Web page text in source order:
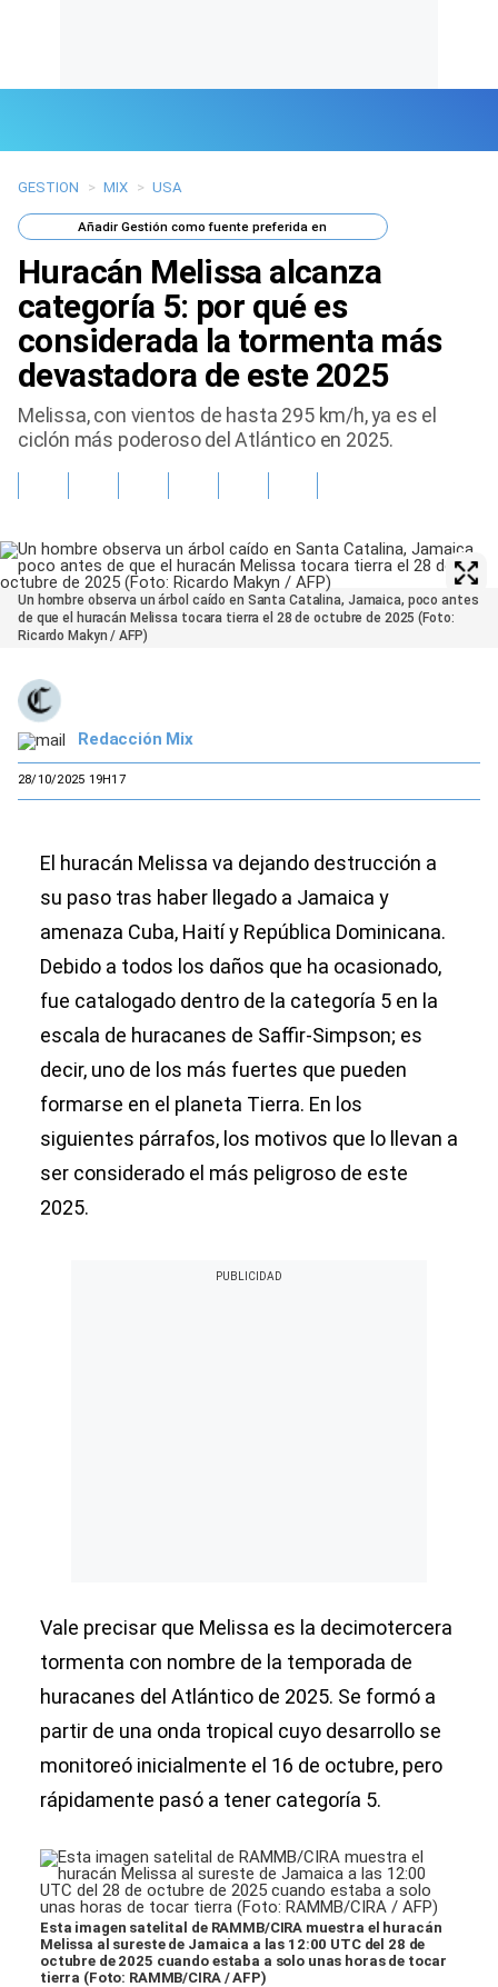
Últimas Noticias
Mi Bolsillo
Respuestas
Gente
Tendencias Mix
GESTION > MIX > USA
AñadirGestión como fuente preferida en
Huracán Melissa alcanza
categoría 5: por qué es
considerada la tormenta más
devastadora de este 2025
Melissa, con vientos de hasta 295 km/h, ya es el
ciclón más poderoso del Atlántico en 2025.
Un hombre observa un árbol caído en Santa Catalina, Jamaica, poco antes
de que el huracán Melissa tocara tierra el 28 de octubre de 2025 (Foto:
Ricardo Makyn / AFP)
Redacción Mix
28/10/2025 19H17
El huracán Melissa va dejando destrucción a
su paso tras haber llegado a Jamaica y
amenaza Cuba, Haití y República Dominicana.
Debido a todos los daños que ha ocasionado,
fue catalogado dentro de la categoría 5 en la
escala de huracanes de Saffir-Simpson; es
decir, uno de los más fuertes que pueden
formarse en el planeta Tierra. En los
siguientes párrafos, los motivos que lo llevan a
ser considerado el más peligroso de este
2025.
Vale precisar que Melissa es la decimotercera
tormenta con nombre de la temporada de
huracanes del Atlántico de 2025. Se formó a
partir de una onda tropical cuyo desarrollo se
monitoreó inicialmente el 16 de octubre, pero
rápidamente pasó a tener categoría 5.
Esta imagen satelital de RAMMB/CIRA muestra el huracán
Melissa al sureste de Jamaica a las 12:00 UTC del 28 de
octubre de 2025 cuando estaba a solo unas horas de tocar
tierra (Foto: RAMMB/CIRA / AFP)